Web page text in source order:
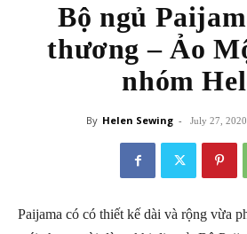
Bộ ngủ
thương – Ảo
nhóm
By Helen Sewing - July 27, 2020
Paijama có có thiết kế dài và rộng vừa